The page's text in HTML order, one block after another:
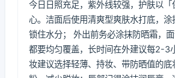
今日日照充足，紫外线较强，护肤以
心。洁面后使用清爽型爽肤水打底，
锁住水分； 外出前务必涂抹防晒霜，
都要均匀覆盖，长时间在外建议每2-3
妆建议选择轻薄、持妆、带防晒值的底